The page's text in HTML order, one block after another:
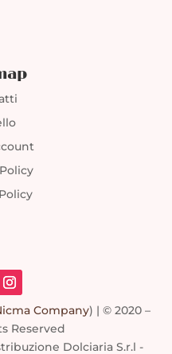
Company) | © 2020 –
Reserved
Dolciaria S.r.l -